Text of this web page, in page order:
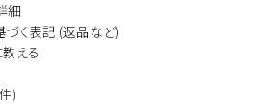
細
く表記 (返品など)
える
)